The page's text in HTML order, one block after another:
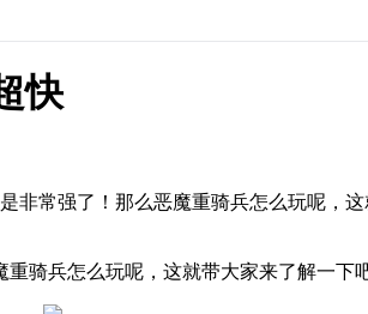
快
非常强了！那么恶魔重骑兵怎么玩呢，
骑兵怎么玩呢，这就带大家来了解一下